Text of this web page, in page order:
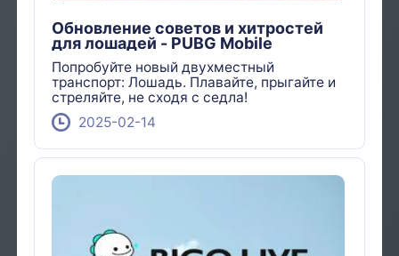
Обновление советов и хитростей
для лошадей - PUBG Mobile
Попробуйте новый двухместный
транспорт: Лошадь. Плавайте, прыгайте и
стреляйте, не сходя с седла!
2025-02-14